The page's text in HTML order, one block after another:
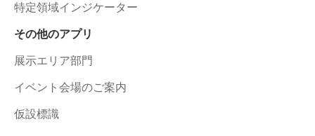
特定領域インジケーター
その他のアプリ
展示エリア部門
イベント会場のご案内
仮設標識